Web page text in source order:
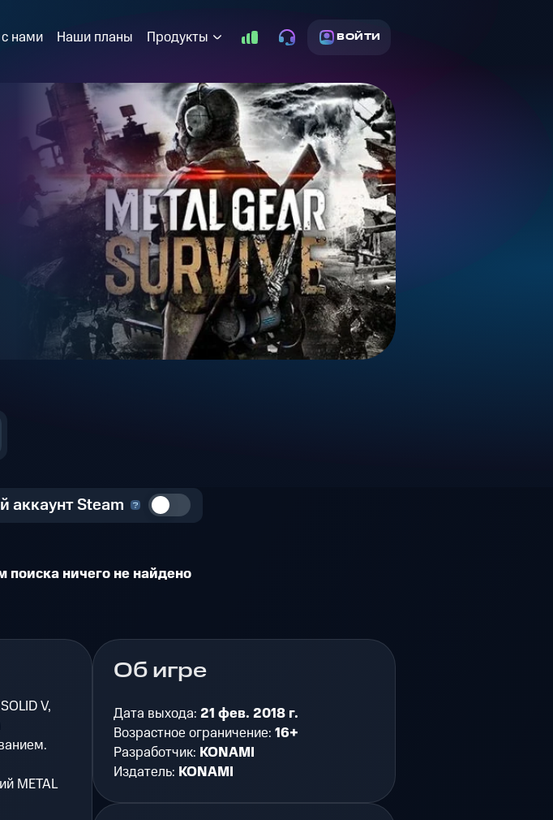
нами Наши планы Продукты ВОЙТИ
аккаунт Steam
ничего не найдено
V,
METAL
Об игре
Дата выхода:21 фев. 2018 г.
Возрастное ограничение:16+
Разработчик: KONAMI
Издатель: KONAMI